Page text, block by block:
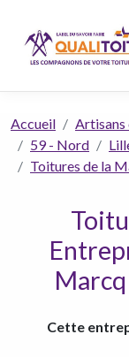
Accueil Artisans
59 - Nord
Toitures de la
Cette